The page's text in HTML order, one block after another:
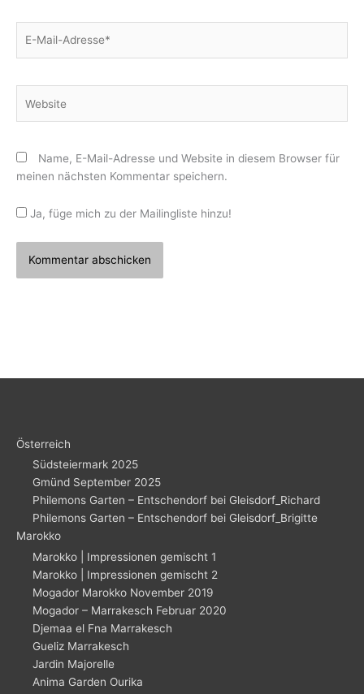
Mail-
Name, E-Mail-Adresse und Website in diesem Browser für
meinen nächsten Kommentar speichern.
Ja, füge mich zu der Mailingliste hinzu!
Österreich
Südsteiermark 2025
Gmünd September 2025
Philemons Garten – Entschendorf bei Gleisdorf_Richard
Philemons Garten – Entschendorf bei Gleisdorf_Brigitte
Marokko
Marokko | Impressionen gemischt 1
Marokko | Impressionen gemischt 2
Mogador Marokko November 2019
Mogador – Marrakesch Februar 2020
Djemaa el Fna Marrakesch
Gueliz Marrakesch
Jardin Majorelle
Anima Garden Ourika